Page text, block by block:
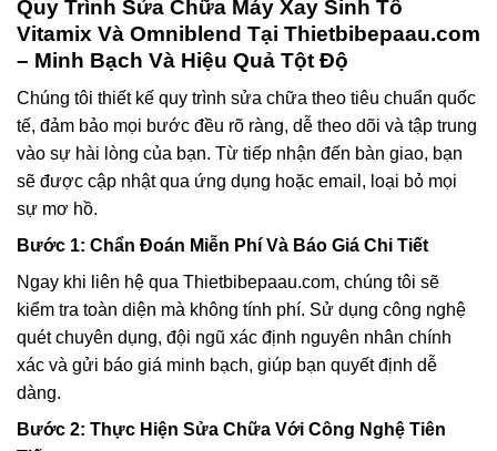
Quy Trình Sửa Chữa Máy Xay Sinh Tố
Vitamix Và Omniblend Tại Thietbibepaau.com
– Minh Bạch Và Hiệu Quả Tột Độ
Chúng tôi thiết kế quy trình sửa chữa theo tiêu chuẩn quốc
tế, đảm bảo mọi bước đều rõ ràng, dễ theo dõi và tập trung
vào sự hài lòng của bạn. Từ tiếp nhận đến bàn giao, bạn
sẽ được cập nhật qua ứng dụng hoặc email, loại bỏ mọi
sự mơ hồ.
Bước 1: Chẩn Đoán Miễn Phí Và Báo Giá Chi Tiết
Ngay khi liên hệ qua Thietbibepaau.com, chúng tôi sẽ
kiểm tra toàn diện mà không tính phí. Sử dụng công nghệ
quét chuyên dụng, đội ngũ xác định nguyên nhân chính
xác và gửi báo giá minh bạch, giúp bạn quyết định dễ
dàng.
Bước 2: Thực Hiện Sửa Chữa Với Công Nghệ Tiên